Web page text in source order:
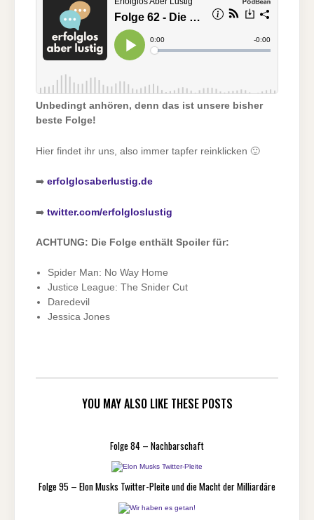
Unbedingt anhören, denn das ist unsere bisher
beste Folge!
Hier findet ihr uns, also immer tapfer reinklicken 🙂
➡️ erfolglosaberlustig.de
➡️ twitter.com/erfolgloslustig
ACHTUNG: Die Folge enthält Spoiler für:
Spider Man: No Way Home
Justice League: The Snider Cut
Daredevil
Jessica Jones
YOU MAY ALSO LIKE THESE POSTS
Folge 84 – Nachbarschaft
Folge 95 – Elon Musks Twitter-Pleite und die Macht der Milliardäre